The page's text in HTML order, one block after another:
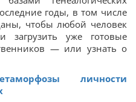
годы, в том числе
чтобы любой человек
загрузить уже готовые
— или узнать о
личности